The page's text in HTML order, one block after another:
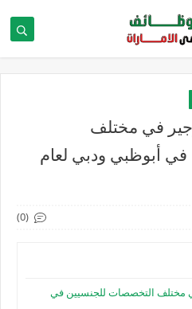
في مختلف
أبوظبي ودبي لعام
(0)
التخصصات للجنسيين في